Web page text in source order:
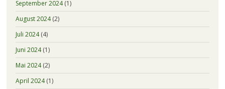
September 2024(1)
August 2024(2)
Juli 2024(4)
Juni 2024(1)
Mai 2024(2)
April 2024(1)